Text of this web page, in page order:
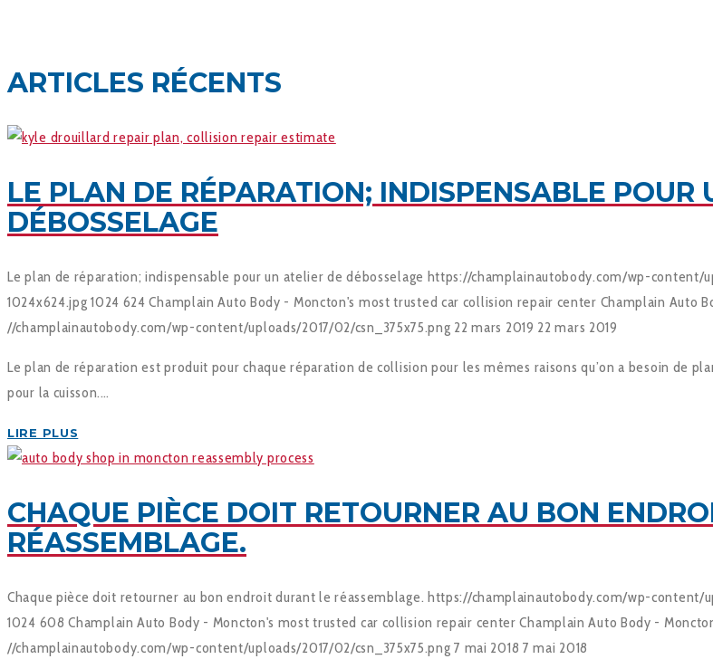
ARTICLES RÉCENTS
LE PLAN DE RÉPARATION; INDISPENSABLE POUR
DÉBOSSELAGE
Le plan de réparation; indispensable pour un atelier de débosselage https://champlainautobody.com/wp-
1024x624.jpg 1024 624 Champlain Auto Body - Moncton's most trusted car collision repair center Champlain Auto
//champlainautobody.com/wp-content/uploads/2017/02/csn_375x75.png 22 mars 2019 22 mars 2019
Le plan de réparation est produit pour chaque réparation de collision pour les mêmes raisons qu’on a besoin de
pour la cuisson.…
LIRE PLUS
CHAQUE PIÈCE DOIT RETOURNER AU BON
RÉASSEMBLAGE.
Chaque pièce doit retourner au bon endroit durant le réassemblage. https://champlainautobody.com/wp-content/
1024 608 Champlain Auto Body - Moncton's most trusted car collision repair center Champlain Auto Body -
//champlainautobody.com/wp-content/uploads/2017/02/csn_375x75.png 7 mai 2018 7 mai 2018